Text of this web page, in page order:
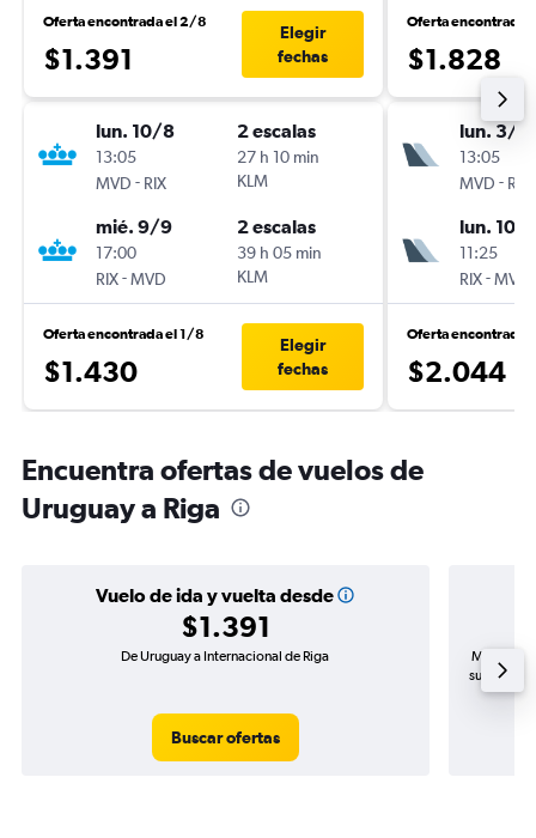
Oferta encontrada el 2/8
$1.391
Elegir
fechas
lun. 10/8
13:05
MVD - RIX
2 escalas
27 h 10 min
KLM
mié. 9/9
17:00
RIX-MVD
2 escalas
39 h 05 min
KLM
Oferta encontrada el 1/8
$1.430
Elegir
fechas
Oferta encontrada
$1.828
lun. 3/8
13:05
MVD - RIX
lun. 10/
11:25
RIX-MVD
Oferta encontrada
$2.044
Encuentra ofertas de vuelos de
Uruguay a Riga
Vuelo de ida y vuelta desde
$1.391
De Uruguay a Internacional de Riga
Buscar ofertas
Mayor
subida de